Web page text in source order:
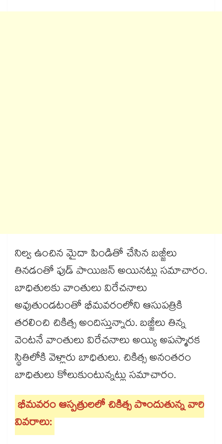
నిల్వ ఉంచిన మైదా పిండితో చేసిన బజ్జీలు
తినడంతో ఫుడ్ పాయిజన్ అయినట్లు సమాచారం.
బాధితులకు వాంతులు విరేచనాలు
అవుతుండటంతో భీమవరంలోని ఆసుపత్రికి
తరలించి చికిత్స అందిస్తున్నారు. బజ్జీలు తిన్న
వెంటనే వాంతులు విరేచనాలు అయ్యి అపస్మారక
స్థితిలోకి వెళ్లారు బాధితులు. చికిత్స అనంతరం
బాధితులు కోలుకుంటున్నట్లు సమాచారం.
భీమవరం ఆస్పత్రులలో చికిత్స పొందుతున్న వారి
వివరాలు: